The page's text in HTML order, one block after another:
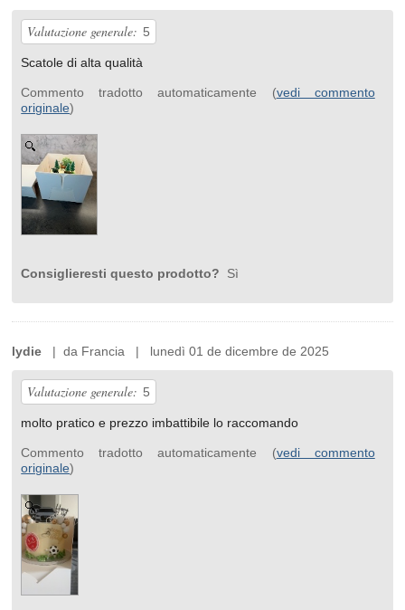
Valutazione generale: 5
Scatole di alta qualità
Commento tradotto automaticamente (vedi commento
originale)
Consiglieresti questo prodotto? Sì
lydie | da Francia | lunedì 01 de dicembre de 2025
Valutazione generale: 5
molto pratico e prezzo imbattibile lo raccomando
Commento tradotto automaticamente (vedi commento
originale)